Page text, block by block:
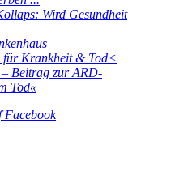
Wird Gesundheit
für Krankheit & Tod<
– Beitrag zur ARD-
Tod«
Facebook